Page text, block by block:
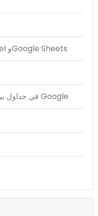
دمج بيانات BuiltWith مع Excel وGoogle Sheets
استخدام IMPORTDATA في جداول بيانات Google